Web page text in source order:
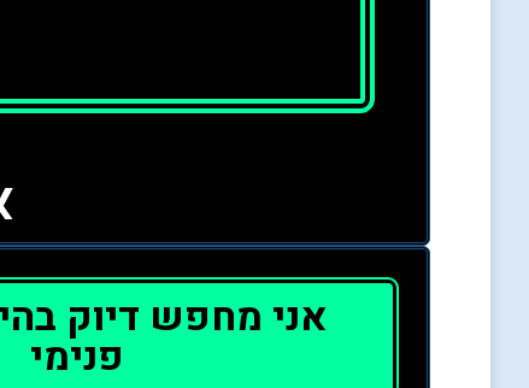
אני מחפש דיוק
פנימי